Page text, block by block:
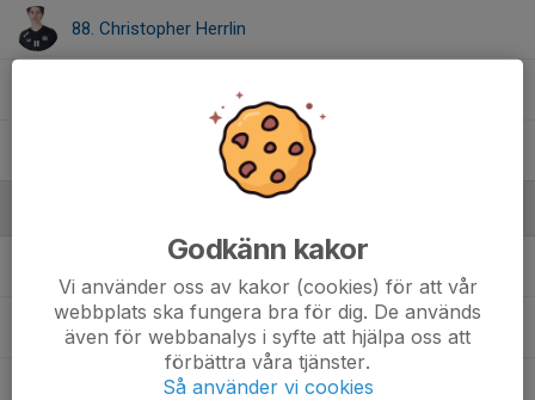
88. Christopher Herrlin
97. Nathanael Grevlund
Anders ThomassonAssisterande Tränare
Gustav Andersson Tränare
Helena ElcarLagledare
Godkänn kakor
Vi använder oss av kakor (cookies) för att vår
webbplats ska fungera bra för dig. De används
även för webbanalys i syfte att hjälpa oss att
förbättra våra tjänster.
Så använder vi cookies